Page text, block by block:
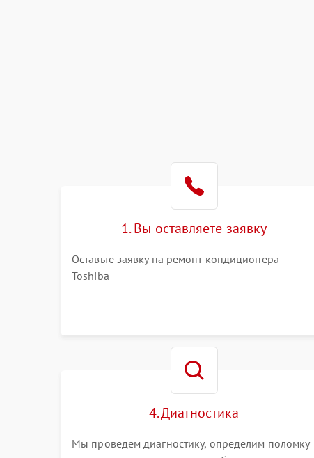
1. Вы оставляете заявку
Оставьте заявку на ремонт кондиционера
Toshiba
4. Диагностика
Мы проведем диагностику, определим поломку